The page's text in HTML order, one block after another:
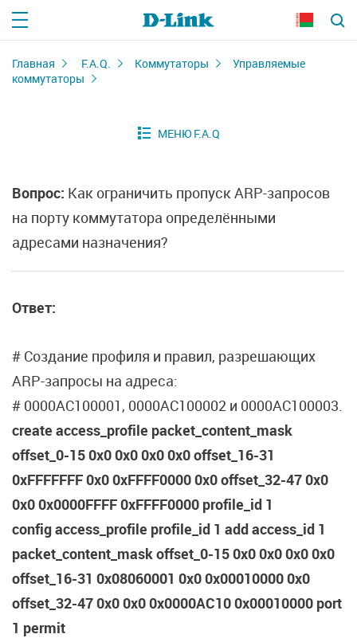
Главная F.A.Q. Коммутаторы
Управляемые
коммутаторы
Вопрос: Как ограничить пропуск ARP-запросов
на порту коммутатора определёнными
адресами назначения?
Ответ:
# Создание профиля и правил, разрешающих
ARP-запросы на адреса:
# 0000AC100001, 0000AC100002 и 0000AC100003.
create access_profile packet_content_mask
offset_0-15 0x0 0x0 0x0 0x0 offset_16-31
0xFFFFFFF 0x0 0xFFFF0000 0x0 offset_32-47 0x0
0x0 0x0000FFFF 0xFFFF0000 profile_id 1
config access_profile profile_id 1 add access_id 1
packet_content_mask offset_0-15 0x0 0x0 0x0 0x0
offset_16-31 0x08060001 0x0 0x00010000 0x0
offset_32-47 0x0 0x0 0x0000AC10 0x00010000 port
1 permit